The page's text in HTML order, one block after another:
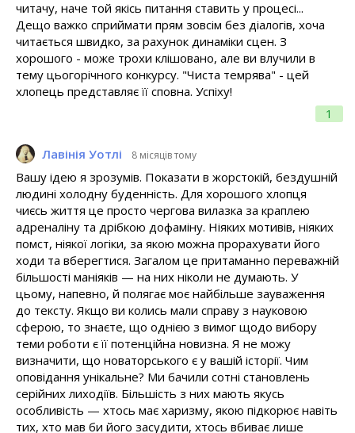
1
читачу, наче той якісь питання ставить у процесі...
Дещо важко сприймати прям зовсім без діалогів, хоча
читається швидко, за рахунок динаміки сцен. З
хорошого - може трохи клішовано, але ви влучили в
тему цьогорічного конкурсу. "Чиста темрява" - цей
хлопець представляє її сповна. Успіху!
Лавінія Уотлі 8 місяців тому
Вашу ідею я зрозумів. Показати в жорстокій, бездушній
людині холодну буденність. Для хорошого хлопця
чиєсь життя це просто чергова вилазка за краплею
адреналіну та дрібкою дофаміну. Ніяких мотивів, ніяких
помст, ніякої логіки, за якою можна прорахувати його
ходи та вберегтися. Загалом це притаманно переважній
більшості маніяків — на них ніколи не думають. У
цьому, напевно, й полягає моє найбільше зауваження
до тексту. Якщо ви колись мали справу з науковою
сферою, то знаєте, що однією з вимог щодо вибору
теми роботи є її потенційна новизна. Я не можу
визначити, що новаторського є у вашій історії. Чим
оповідання унікальне? Ми бачили сотні становлень
серійних лиходіїв. Більшість з них мають якусь
особливість — хтось має харизму, якою підкорює навіть
тих, хто мав би його засудити, хтось вбиває лише